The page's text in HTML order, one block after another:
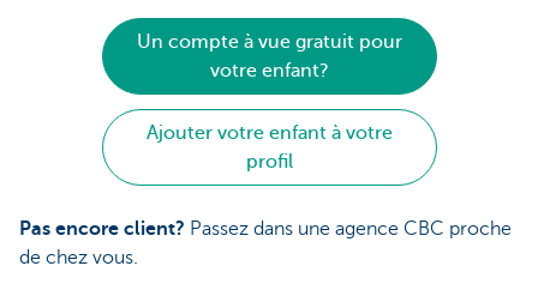
Un compte à vue gratuit pour
votre enfant?
Ajouter votre enfant à votre
profil
Pas encore client? Passez dans une agence CBC proche
de chez vous.